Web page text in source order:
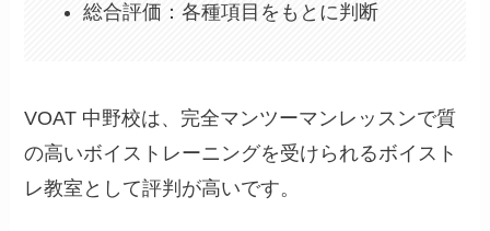
総合評価：各種項目をもとに判断
VOAT 中野校は、完全マンツーマンレッスンで質
の高いボイストレーニングを受けられるボイスト
レ教室として評判が高いです。